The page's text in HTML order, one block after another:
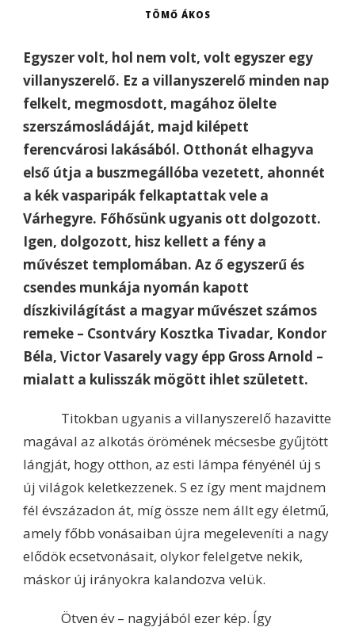
TÖMŐ ÁKOS
Egyszer volt, hol nem volt, volt egyszer egy
villanyszerelő. Ez a villanyszerelő minden nap
felkelt, megmosdott, magához ölelte
szerszámosládáját, majd kilépett
ferencvárosi lakásából. Otthonát elhagyva
első útja a buszmegállóba vezetett, ahonnét
a kék vasparipák felkaptattak vele a
Várhegyre. Főhősünk ugyanis ott dolgozott.
Igen, dolgozott, hisz kellett a fény a
művészet templomában. Az ő egyszerű és
csendes munkája nyomán kapott
díszkivilágítást a magyar művészet számos
remeke – Csontváry Kosztka Tivadar, Kondor
Béla, Victor Vasarely vagy épp Gross Arnold –
mialatt a kulisszák mögött ihlet született.
Titokban ugyanis a villanyszerelő hazavitte
magával az alkotás örömének mécsesbe gyűjtött
lángját, hogy otthon, az esti lámpa fényénél új s
új világok keletkezzenek. S ez így ment majdnem
fél évszázadon át, míg össze nem állt egy életmű,
amely főbb vonásaiban újra megeleveníti a nagy
elődök ecsetvonásait, olykor felelgetve nekik,
máskor új irányokra kalandozva velük.
Ötven év – nagyjából ezer kép. Így